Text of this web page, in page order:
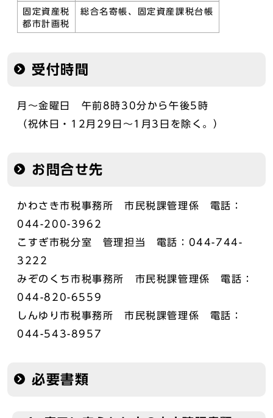
固定資産税
都市計画税
総合名寄帳、固定資産課税台帳
受付時間
月～金曜日 午前8時30分から午後5時
（祝休日・12月29日～1月3日を除く。）
お問合せ先
かわさき市税事務所 市民税課管理係 電話：
044-200-3962
こすぎ市税分室 管理担当 電話：044-744-
3222
みぞのくち市税事務所 市民税課管理係 電話：
044-820-6559
しんゆり市税事務所 市民税課管理係 電話：
044-543-8957
必要書類